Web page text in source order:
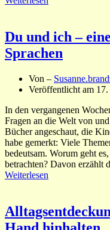
Du und ich –
Sprachen
Von –
Veröffentlicht am
In den vergangenen
Fragen an die Welt von
Bücher angeschaut, die
habe gemerkt: Viele
bedeutsam. Worum geht
betrachten? Davon erzählt
Weiterlesen